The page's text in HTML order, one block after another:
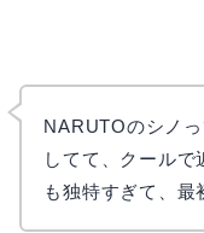
NARUTOのシノ
してて、クール
も独特すぎて、